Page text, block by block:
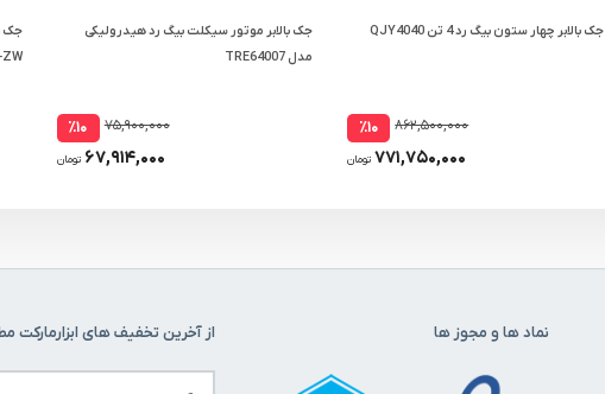
جک بالابر چهار ستون بیگ رد 4 تن QJY4040
۸۶۲,۵۰۰,۰۰۰ ٪۱۰
۷۷۱,۷۵۰,۰۰۰ تومان
جک بالابر موتور سیکلت بیگ رد هیدرولیکی
مدل TRE64007
۷۵,۹۰۰,۰۰۰ ٪۱۰
۶۷,۹۱۴,۰۰۰ تومان
نماد ها و مجوز ها از آخرین تخفیف های ابزارمارکت